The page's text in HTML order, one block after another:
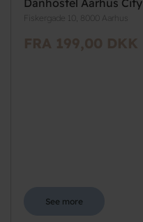
Fiskergade 10, 8000 Aarhus
FRA 199,00 DKK
See more